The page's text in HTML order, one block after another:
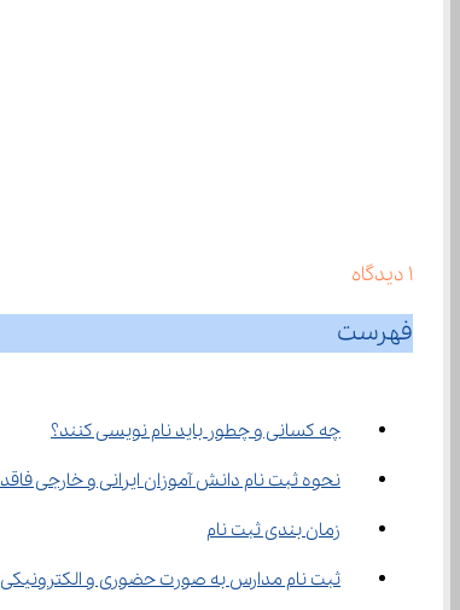
1 دیدگاه
فهرست
چه کسانی و چطور باید نام نویسی کنند؟
نحوه ثبت ‌نام دانش آموزان ایرانی و خارجی فاقد مدارک هویتی
زمان بندی ثبت نام
ثبت نام مدارس به صورت حضوری و الکترونیکی